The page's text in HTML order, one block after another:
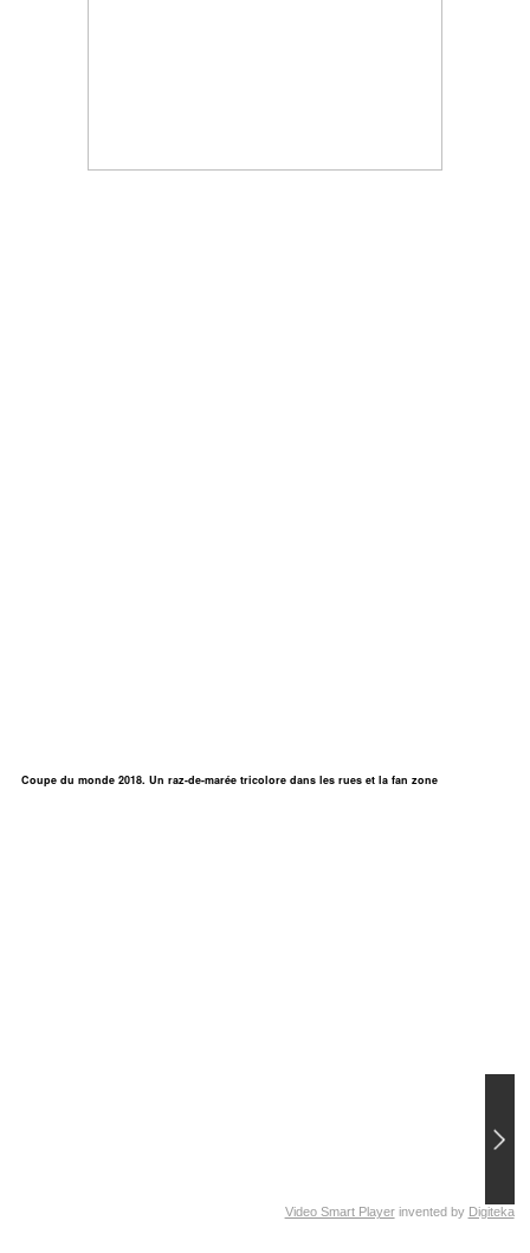
Coupe du monde 2018. Un raz-de-marée tricolore dans les rues et la fan zone
Video Smart Playerinvented by Digiteka